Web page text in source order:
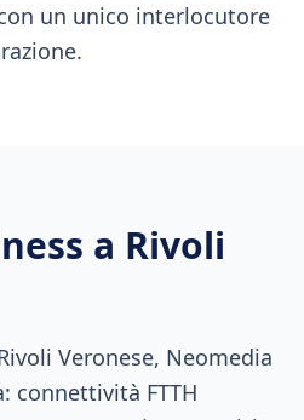
un unico interlocutore
a Rivoli
Veronese, Neomedia
connettività FTTH